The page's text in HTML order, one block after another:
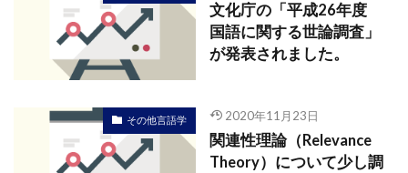
文化庁の「平成26年度
国語に関する世論調査」
が発表されました。
その他言語学 2020年11月23日
関連性理論（Relevance
Theory）について少し調